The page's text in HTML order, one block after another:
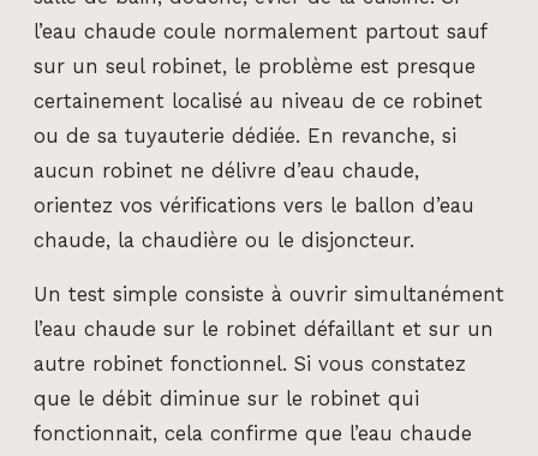
l’eau chaude coule normalement partout sauf
sur un seul robinet, le problème est presque
certainement localisé au niveau de ce robinet
ou de sa tuyauterie dédiée. En revanche, si
aucun robinet ne délivre d’eau chaude,
orientez vos vérifications vers le ballon d’eau
chaude, la chaudière ou le disjoncteur.
Un test simple consiste à ouvrir simultanément
l’eau chaude sur le robinet défaillant et sur un
autre robinet fonctionnel. Si vous constatez
que le débit diminue sur le robinet qui
fonctionnait, cela confirme que l’eau chaude